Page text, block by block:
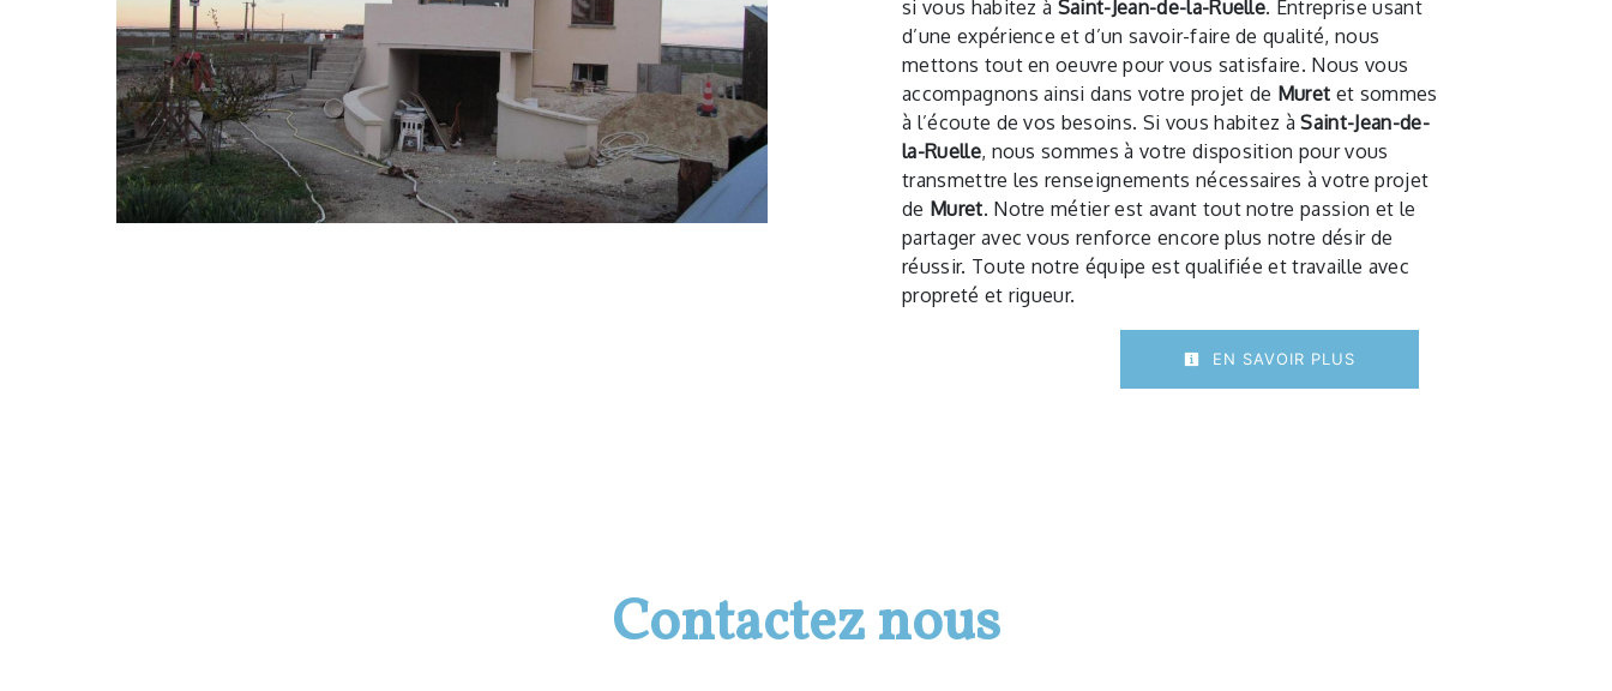
si vous habitez à Saint-Jean-de-la-Ruelle. Entreprise usant
d’une expérience et d’un savoir-faire de qualité, nous
mettons tout en oeuvre pour vous satisfaire. Nous vous
accompagnons ainsi dans votre projet de Muret et sommes
à l’écoute de vos besoins. Si vous habitez àSaint-Jean-de-
la-Ruelle, nous sommes à votre disposition pour vous
transmettre les renseignements nécessaires à votre projet
de Muret. Notre métier est avant tout notre passion et le
partager avec vous renforce encore plus notre désir de
réussir. Toute notre équipe est qualifiée et travaille avec
propreté et rigueur.
EN SAVOIR PLUS
Contactez nous